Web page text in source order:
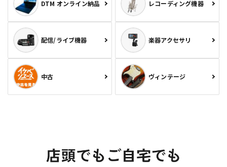
DTM オンライン納品 レコーディング機器
配信/ライブ機器 楽器アクセサリ
中古 ヴィンテージ